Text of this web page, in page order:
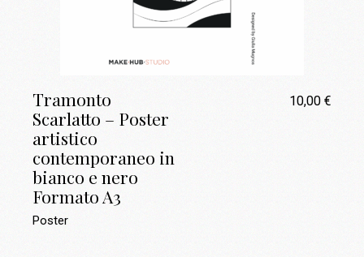
Tramonto
Scarlatto – Poster
artistico
contemporaneo in
bianco e nero
Formato A3
10,00 €
Poster